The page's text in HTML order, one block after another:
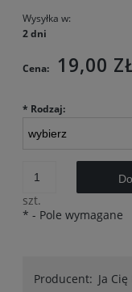
Wysyłka w:
2 dni
Cena: 19,00
* Rodzaj:
szt.
* - Pole wymagane
Producent: Ja